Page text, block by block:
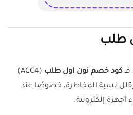
طلب
كود خصم نون اول طلب
(ACC4)
نسبة المخاطرة، خصوصًا عند
أجهزة إلكترونية.